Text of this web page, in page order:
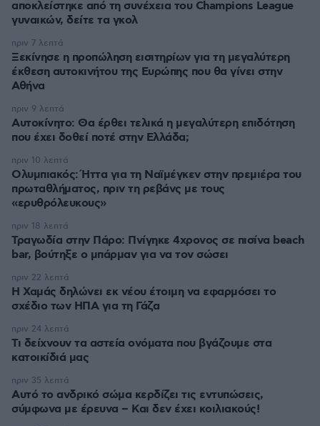
αποκλείστηκε από τη συνέχεια του Champions League
γυναικών, δείτε τα γκολ
Ξεκίνησε η προπώληση εισιτηρίων για τη μεγαλύτερη
έκθεση αυτοκινήτου της Ευρώπης που θα γίνει στην
Αθήνα
πριν 7 λεπτά
Αυτοκίνητο: Θα έρθει τελικά η μεγαλύτερη επιδότηση
που έχει δοθεί ποτέ στην Ελλάδα;
πριν 9 λεπτά
Ολυμπιακός: Ήττα για τη Ναϊμέγκεν στην πρεμιέρα του
πρωταθλήματος, πριν τη ρεβάνς με τους
«ερυθρόλευκους»
πριν 10 λεπτά
Τραγωδία στην Πάρο: Πνίγηκε 4χρονος σε πισίνα beach
bar, βούτηξε ο μπάρμαν για να τον σώσει
πριν 18 λεπτά
Η Χαμάς δηλώνει εκ νέου έτοιμη να εφαρμόσει το
σχέδιο των ΗΠΑ για τη Γάζα
πριν 22 λεπτά
Τι δείχνουν τα αστεία ονόματα που βγάζουμε στα
κατοικίδιά μας
πριν 24 λεπτά
Αυτό το ανδρικό σώμα κερδίζει τις εντυπώσεις,
σύμφωνα με έρευνα – Και δεν έχει κοιλιακούς!
πριν 35 λεπτά